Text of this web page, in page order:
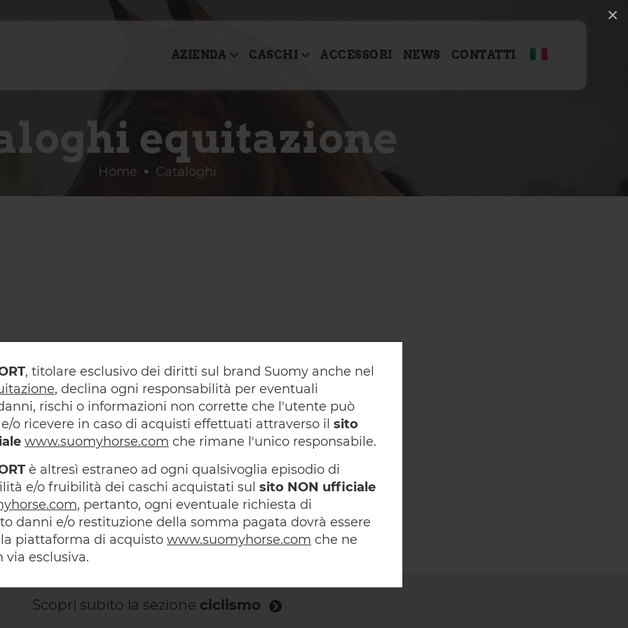
, titolare esclusivo dei diritti sul brand Suomy anche nel
, declina ogni responsabilità per eventuali
rischi o informazioni non corrette che l'utente può
o ricevere in caso di acquisti effettuati attraverso il sito
www.suomyhorse.com che rimane l'unico responsabile.
è altresì estraneo ad ogni qualsivoglia episodio di
e/o fruibilità dei caschi acquistati sul sito NON ufficiale
, pertanto, ogni eventuale richiesta di
danni e/o restituzione della somma pagata dovrà essere
piattaforma di acquisto www.suomyhorse.com che ne
via esclusiva.
×
AZIENDA CASCHI ACCESSORI NEWS CONTATTI
equitazione
Home Cataloghi
Scopri subito la sezione ciclismo